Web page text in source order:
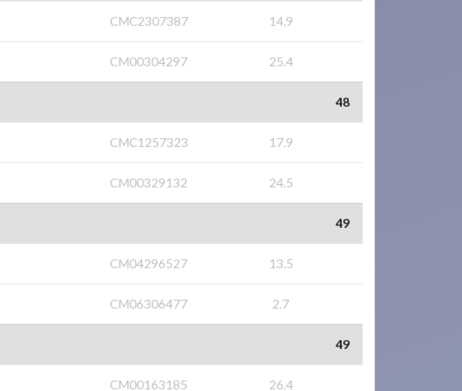
CMC2307387 14.9
CM00304297 25.4
48
CMC1257323 17.9
CM00329132 24.5
49
CM04296527 13.5
CM06306477 2.7
49
CM00163185 26.4